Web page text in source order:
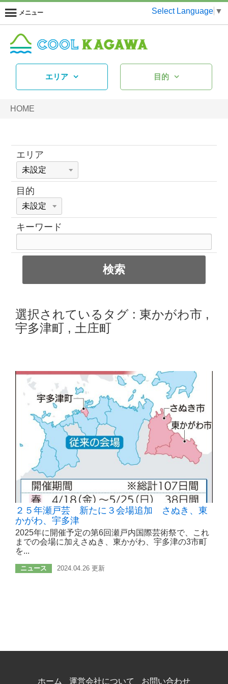
メニュー Select Language ▼
エリア 目的
HOME
エリア
目的
キーワード
選択されているタグ : 東かがわ市 ,
宇多津町
, 土庄町
２５年瀬戸芸 新たに３会場追加 さぬき、東
かがわ、宇多津
2025年に開催予定の第6回瀬戸内国際芸術祭で、これ
までの会場に加えさぬき、東かがわ、宇多津の3市町
を...
ニュース 2024.04.26 更新
ホーム 運営会社について お問い合わせ